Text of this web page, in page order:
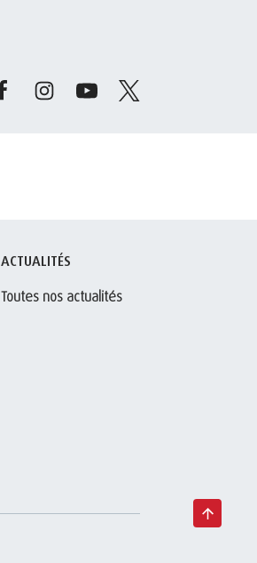
ACTUALITÉS
Toutes nos actualités